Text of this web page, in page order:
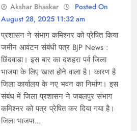
Akshar Bhaskar
Posted On
August 28, 2025 11:32 am
प्रशासन ने संभाग कमिश्नर को प्रेषित किया
जमीन आवंटन संबंधी पत्र BJP News :
छिंदवाड़ा। इस बार का दशहरा पर्व जिला
भाजपा के लिए खास होने वाला है। कारण है
जिला कार्यालय के नए भवन का निर्माण। इस
संबंध में जिला प्रशासन ने जबलपुर संभाग
कमिश्नर को पत्र प्रेषित कर दिया गया है।
जिला भाजपा…